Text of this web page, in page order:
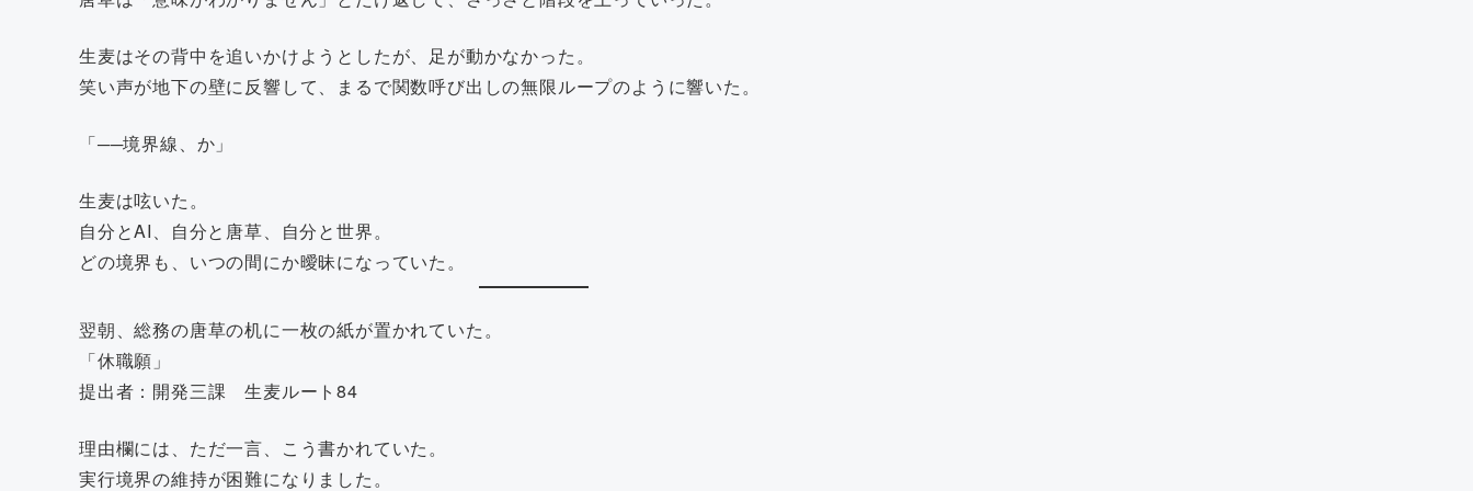
生麦はその背中を追いかけようとしたが、足が動かなかった。
笑い声が地下の壁に反響して、まるで関数呼び出しの無限ループのように響いた。
「──境界線、か」
生麦は呟いた。
自分とAI、自分と唐草、自分と世界。
どの境界も、いつの間にか曖昧になっていた。
翌朝、総務の唐草の机に一枚の紙が置かれていた。
「休職願」
提出者：開発三課 生麦ルート84
理由欄には、ただ一言、こう書かれていた。
実行境界の維持が困難になりました。